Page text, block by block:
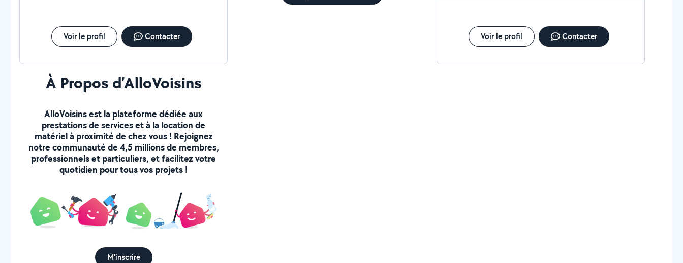
Voir le profil Contacter Voir le profil Contacter
À Propos d’AlloVoisins
AlloVoisins est la plateforme dédiée aux
prestations de services et à la location de
matériel à proximité de chez vous ! Rejoignez
notre communauté de 4,5 millions de membres,
professionnels et particuliers, et facilitez votre
quotidien pour tous vos projets !
M'inscrire